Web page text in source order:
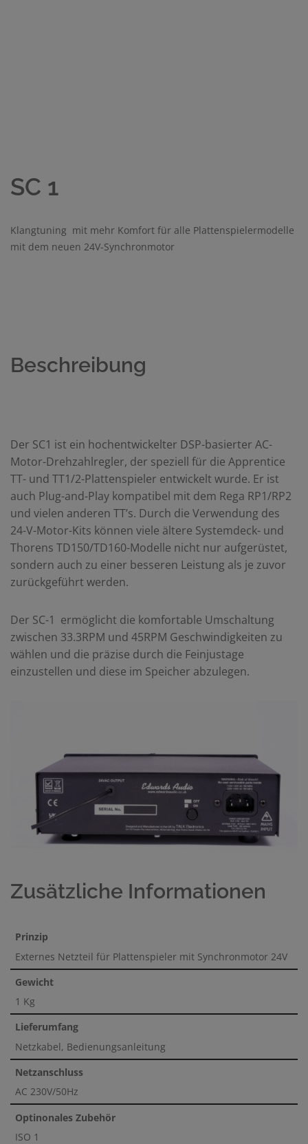
SC 1
Klangtuning mit mehr Komfort für alle Plattenspielermodelle
mit dem neuen 24V-Synchronmotor
Beschreibung
Der SC1 ist ein hochentwickelter DSP-basierter AC-
Motor-Drehzahlregler, der speziell für die Apprentice
TT- und TT1/2-Plattenspieler entwickelt wurde. Er ist
auch Plug-and-Play kompatibel mit dem Rega RP1/RP2
und vielen anderen TT’s. Durch die Verwendung des
24-V-Motor-Kits können viele ältere Systemdeck- und
Thorens TD150/TD160-Modelle nicht nur aufgerüstet,
sondern auch zu einer besseren Leistung als je zuvor
zurückgeführt werden.
Der SC-1 ermöglicht die komfortable Umschaltung
zwischen 33.3RPM und 45RPM Geschwindigkeiten zu
wählen und die präzise durch die Feinjustage
einzustellen und diese im Speicher abzulegen.
Zusätzliche Informationen
Prinzip
Externes Netzteil für Plattenspieler mit Synchronmotor 24V
Gewicht
1 Kg
Lieferumfang
Netzkabel, Bedienungsanleitung
Netzanschluss
AC 230V/50Hz
Optinonales Zubehör
ISO 1